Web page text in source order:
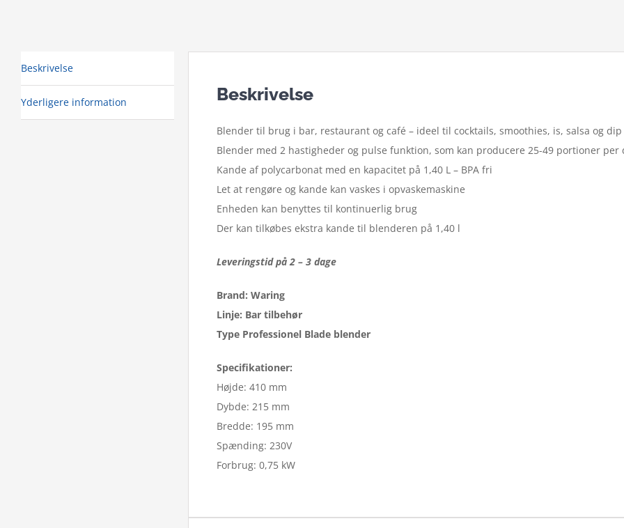
Beskrivelse
Yderligere information Beskrivelse
Blender til brug i bar, restaurant og café – ideel til cocktails, smoothies, is, salsa og dip
Blender med 2 hastigheder og pulse funktion, som kan producere 25-49 portioner per
Kande af polycarbonat med en kapacitet på 1,40 L – BPA fri
Let at rengøre og kande kan vaskes i opvaskemaskine
Enheden kan benyttes til kontinuerlig brug
Der kan tilkøbes ekstra kande til blenderen på 1,40 l
Leveringstid på 2 – 3 dage
Brand: Waring
Linje: Bar tilbehør
Type Professionel Blade blender
Specifikationer:
Højde: 410 mm
Dybde: 215 mm
Bredde: 195 mm
Spænding: 230V
Forbrug: 0,75 kW